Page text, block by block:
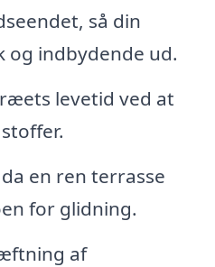
så din
og indbydende ud.
levetid ved at
en ren terrasse
for glidning.
af